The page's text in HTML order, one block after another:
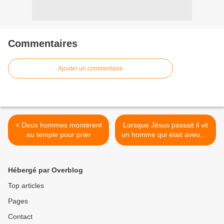
Commentaires
Ajouter un commentaire
< Deux hommes montèrent
au temple pour prier
Lorsque Jésus passait il vit
un homme qui était aveugle
dès sa naissance >
Hébergé par Overblog
Top articles
Pages
Contact